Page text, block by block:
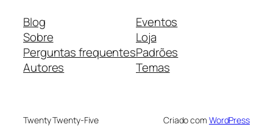
Blog
Sobre
Perguntas frequentes
Autores
Eventos
Loja
Padrões
Temas
Twenty Twenty-Five Criado com WordPress